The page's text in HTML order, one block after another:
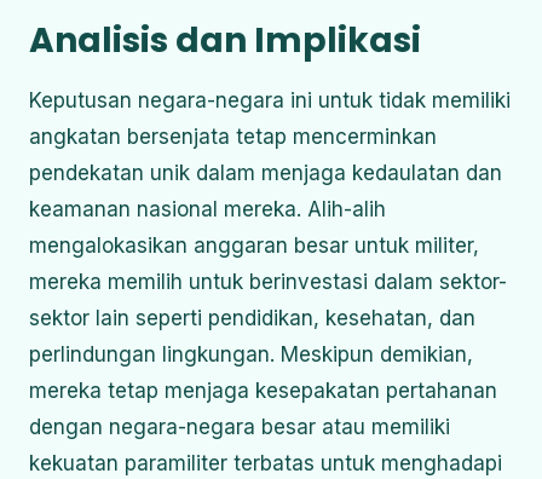
Analisis dan Implikasi
Keputusan negara-negara ini untuk tidak memiliki
angkatan bersenjata tetap mencerminkan
pendekatan unik dalam menjaga kedaulatan dan
keamanan nasional mereka. Alih-alih
mengalokasikan anggaran besar untuk militer,
mereka memilih untuk berinvestasi dalam sektor-
sektor lain seperti pendidikan, kesehatan, dan
perlindungan lingkungan. Meskipun demikian,
mereka tetap menjaga kesepakatan pertahanan
dengan negara-negara besar atau memiliki
kekuatan paramiliter terbatas untuk menghadapi